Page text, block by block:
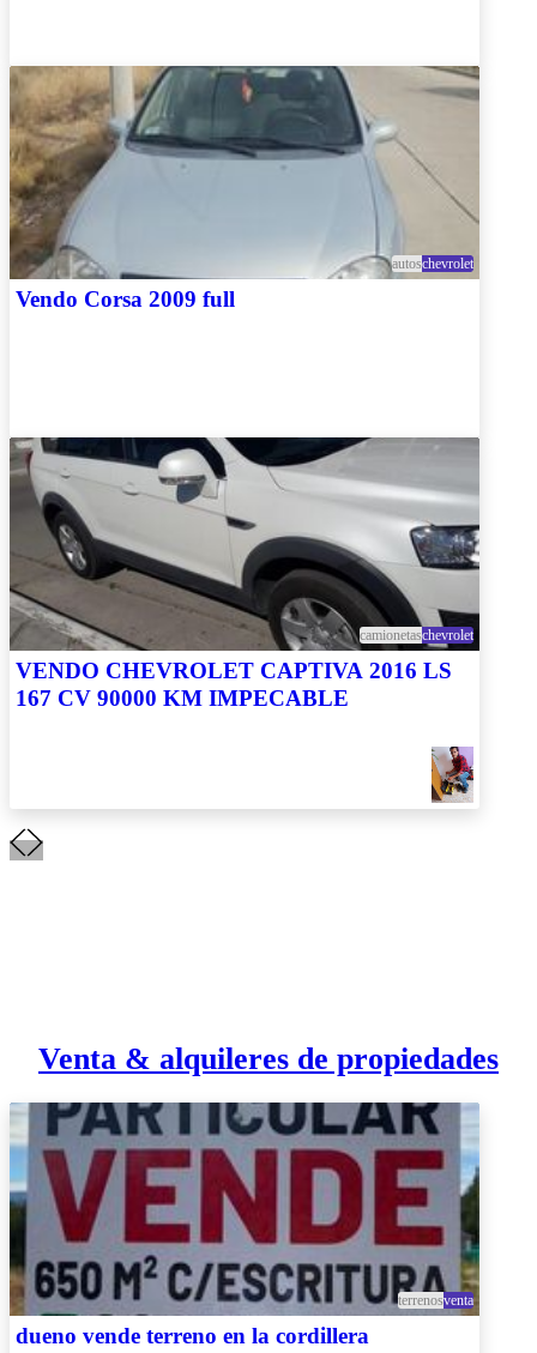
autoschevrolet
Vendo Corsa 2009 full
camionetaschevrolet
VENDO CHEVROLET CAPTIVA 2016 LS
167 CV 90000 KM IMPECABLE
Venta & alquileres de propiedades
terrenosventa
dueno vende terreno en la cordillera